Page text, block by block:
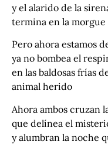
y el alarido de la
termina en la morgue
Pero ahora estamos
ya no bombea el
en las baldosas frías
animal herido
Ahora ambos cruzan
que delínea el
y alumbran la noche